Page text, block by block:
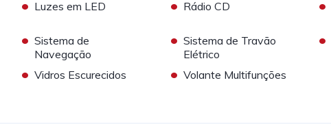
• Luzes em LED • Rádio CD •
• Sistema de
Navegação
• Sistema de Travão
Elétrico
•
• Vidros Escurecidos • Volante Multifunções